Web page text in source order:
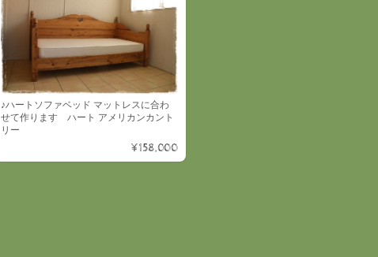
♪ハートソファベッド マットレスに合わ
せて作ります ハート アメリカンカント
リー
¥158,000